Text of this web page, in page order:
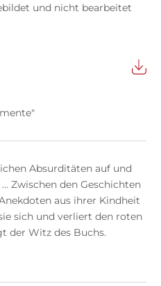
und nicht bearbeitet
Absurditäten auf und
Zwischen den Geschichten
aus ihrer Kindheit
sich und verliert den roten
der Witz des Buchs.